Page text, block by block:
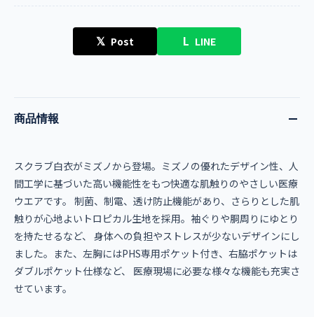
𝕏 Post L LINE
商品情報
スクラブ白衣がミズノから登場。ミズノの優れたデザイン性、人
間工学に基づいた高い機能性をもつ快適な肌触りのやさしい医療
ウエアです。 制菌、制電、透け防止機能があり、さらりとした肌
触りが心地よいトロピカル生地を採用。袖ぐりや胴周りにゆとり
を持たせるなど、 身体への負担やストレスが少ないデザインにし
ました。また、左胸にはPHS専用ポケット付き、右脇ポケットは
ダブルポケット仕様など、 医療現場に必要な様々な機能も充実さ
せています。